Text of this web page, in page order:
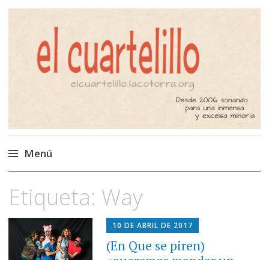
El Cuartelillo
Programa de radio de música
independiente. Podcast
Menú
al
contenido
Etiqueta: Way
10 DE ABRIL DE 2017
(En Que se piren)